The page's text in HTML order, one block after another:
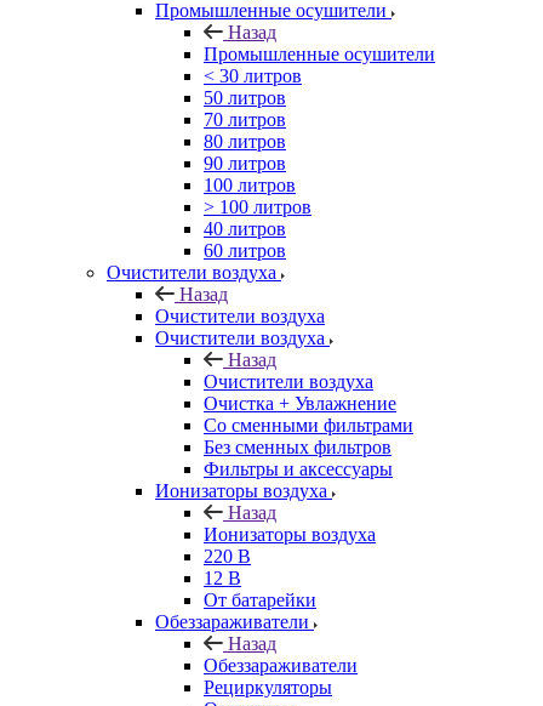
Промышленные осушители
Назад
Промышленные осушители
< 30 литров
50 литров
70 литров
80 литров
90 литров
100 литров
> 100 литров
40 литров
60 литров
Очистители воздуха
Назад
Очистители воздуха
Очистители воздуха
Назад
Очистители воздуха
Очистка + Увлажнение
Cо сменными фильтрами
Без сменных фильтров
Фильтры и аксессуары
Ионизаторы воздуха
Назад
Ионизаторы воздуха
220 В
12 В
От батарейки
Обеззараживатели
Назад
Обеззараживатели
Рециркуляторы